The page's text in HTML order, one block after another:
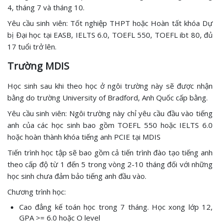
4, tháng 7 và tháng 10.
Yêu cầu sinh viên: Tốt nghiệp THPT hoặc Hoàn tất khóa Dự
bị Đại học tại EASB, IELTS 6.0, TOEFL 550, TOEFL ibt 80, đủ
17 tuổi trở lên.
Trường MDIS
Học sinh sau khi theo học ở ngôi trường này sẽ được nhận
bằng do trường University of Bradford, Anh Quốc cấp bằng.
Yêu cầu sinh viên: Ngôi trường này chỉ yêu cầu đầu vào tiếng
anh của các học sinh bao gồm TOEFL 550 hoặc IELTS 6.0
hoặc hoàn thành khóa tiếng anh PCIE tại MDIS
Tiến trình học tập sẽ bao gồm cả tiến trình đào tạo tiếng anh
theo cấp độ từ 1 đến 5 trong vòng 2-10 tháng đối với những
học sinh chưa đảm bảo tiếng anh đầu vào.
Chương trình học:
Cao đẳng kế toán học trong 7 tháng. Học xong lớp 12,
GPA >= 6.0 hoặc O level